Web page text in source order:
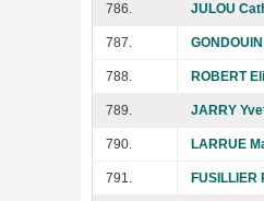
786. JULOU
787.
788. ROBERT
789. JARRY
790. LARRUE
791. FUSILLIER